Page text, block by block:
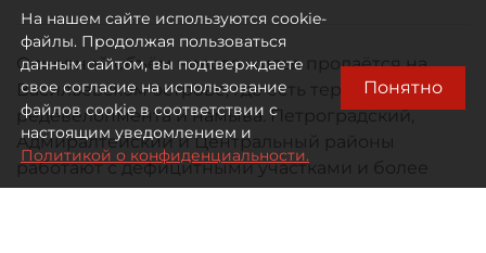
Основной объём нового жилья продаётся на
Васильевском острове, где есть территории
редевелопмента и намыва. Петроградский,
Адмиралтейский и Центральный районы
работают с дефицитными участками и более
дорогим штучным продуктом.
На нашем сайте используются cookie-
файлы. Продолжая пользоваться
данным сайтом, вы подтверждаете
свое согласие на использование
файлов cookie в соответствии с
настоящим уведомлением и
Политикой о конфиденциальности.
Понятно